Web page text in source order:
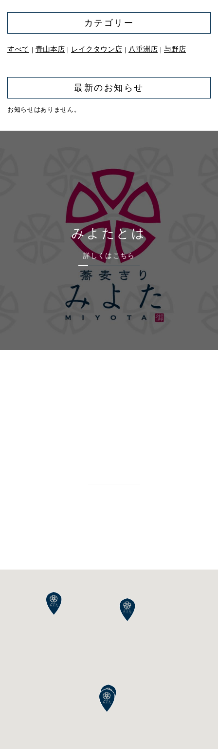
カテゴリー
すべて ｜ 青山本店 ｜ レイクタウン店 ｜ 八重洲店 ｜ 与野店
最新のお知らせ
お知らせはありません。
みよたとは
詳しくはこちら